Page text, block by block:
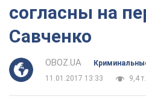
согласны на
Савченко
OBOZ.UA
11.01.2017 13:33
9,4 т.